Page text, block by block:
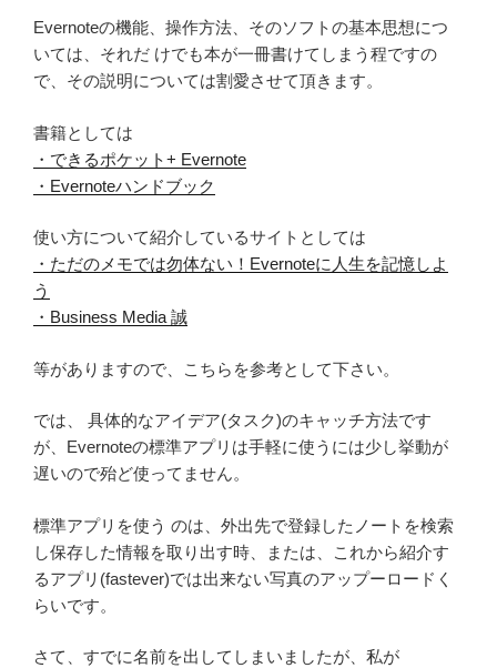
Evernoteの機能、操作方法、そのソフトの基本思想につ
いては、それだ けでも本が一冊書けてしまう程ですの
で、その説明については割愛させて頂きます。
書籍としては
・できるポケット+ Evernote
・Evernoteハンドブック
使い方について紹介しているサイトとしては
・ただのメモでは勿体ない！Evernoteに人生を記憶しよ
う
・Business Media 誠
等がありますので、こちらを参考として下さい。
では、 具体的なアイデア(タスク)のキャッチ方法です
が、Evernoteの標準アプリは手軽に使うには少し挙動が
遅いので殆ど使ってません。
標準アプリを使う のは、外出先で登録したノートを検索
し保存した情報を取り出す時、または、これから紹介す
るアプリ(fastever)では出来ない写真のアップーロードく
らいです。
さて、すでに名前を出してしまいましたが、私が